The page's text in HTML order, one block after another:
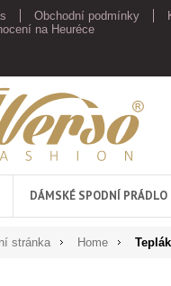
Obchodní podmínky
na Heuréce
DÁMSKÉ SPODNÍ PRÁDLO
stránka Home